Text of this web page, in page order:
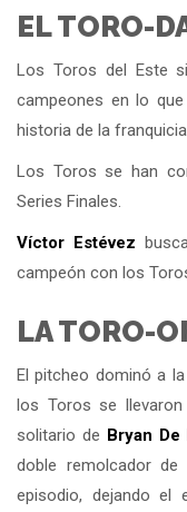
EL TORO-
Los Toros del Este
campeones en lo
historia de la
Los Toros se han
Series Finales.
Víctor Estévez
campeón con los
LA TORO-
El pitcheo dominó a
los Toros se
solitario de Bryan De
doble remolcador
episodio, dejando el